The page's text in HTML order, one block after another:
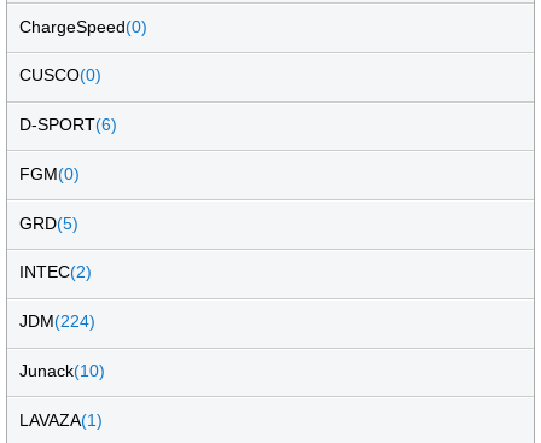
ChargeSpeed(0)
CUSCO(0)
D-SPORT(6)
FGM(0)
GRD(5)
INTEC(2)
JDM(224)
Junack(10)
LAVAZA(1)